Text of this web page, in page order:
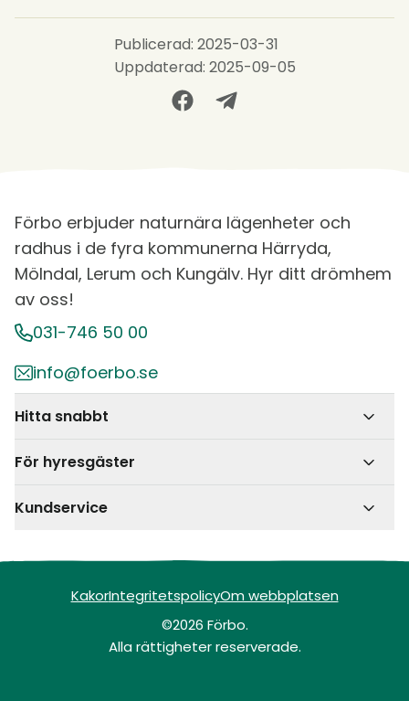
Publicerad: 2025-03-31
Uppdaterad: 2025-09-05
Förbo erbjuder naturnära lägenheter och
radhus i de fyra kommunerna Härryda,
Mölndal, Lerum och Kungälv. Hyr ditt drömhem
av oss!
031-746 50 00
info@foerbo.se
Hitta snabbt
För hyresgäster
Kundservice
KakorIntegritetspolicyOm webbplatsen
©2026 Förbo.
Alla rättigheter reserverade.